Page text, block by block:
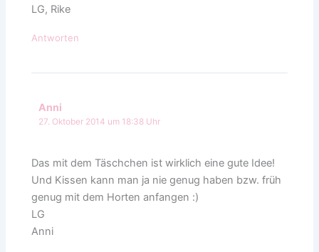
LG, Rike
Antworten
Anni
27. Oktober 2014 um 18:38 Uhr
Das mit dem Täschchen ist wirklich eine gute Idee!
Und Kissen kann man ja nie genug haben bzw. früh
genug mit dem Horten anfangen :)
LG
Anni